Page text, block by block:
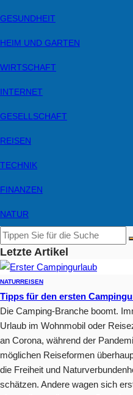
GESUNDHEIT
HEIM UND GARTEN
WIRTSCHAFT
INTERNET
GESELLSCHAFT
REISEN
TECHNIK
FINANZEN
NATUR
Letzte Artikel
NATURREISEN
Tipps für den ersten
Die Camping-Branche boomt.
Urlaub im Wohnmobil oder
an Corona, während der
möglichen Reiseformen
die Freiheit und
schätzen. Andere wagen sich